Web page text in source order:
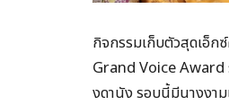
กิจกรรมเก็บตัวสุดเอ็ก
Grand Voice
งดานัง รอบนี้มีนางงาม